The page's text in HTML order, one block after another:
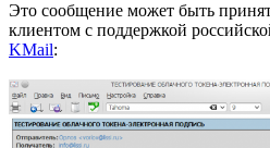
Это сообщение может быть
клиентом с поддержкой
KMail: